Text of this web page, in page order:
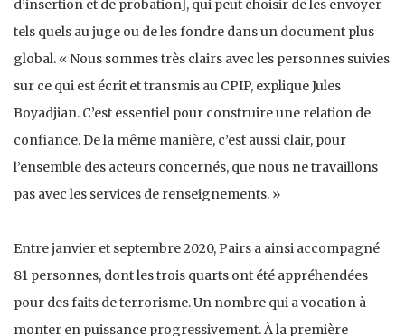
d’insertion et de probation], qui peut choisir de les envoyer
tels quels au juge ou de les fondre dans un document plus
global. « Nous sommes très clairs avec les personnes suivies
sur ce qui est écrit et transmis au CPIP, explique Jules
Boyadjian. C’est essentiel pour construire une relation de
confiance. De la même manière, c’est aussi clair, pour
l’ensemble des acteurs concernés, que nous ne travaillons
pas avec les services de renseignements. »
Entre janvier et septembre 2020, Pairs a ainsi accompagné
81 personnes, dont les trois quarts ont été appréhendées
pour des faits de terrorisme. Un nombre qui a vocation à
monter en puissance progressivement. À la première